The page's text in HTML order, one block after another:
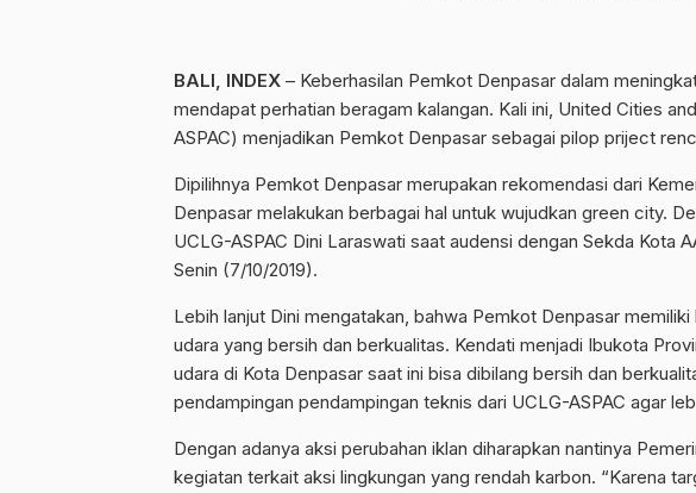
BALI, INDEX – Keberhasilan Pemkot Denpasar dalam
mendapat perhatian beragam kalangan. Kali ini, United Cities
ASPAC) menjadikan Pemkot Denpasar sebagai pilop priject
Dipilihnya Pemkot Denpasar merupakan rekomendasi dari
Denpasar melakukan berbagai hal untuk wujudkan green city.
UCLG-ASPAC Dini Laraswati saat audensi dengan Sekda Kota
Senin (7/10/2019).
Lebih lanjut Dini mengatakan, bahwa Pemkot Denpasar
udara yang bersih dan berkualitas. Kendati menjadi Ibukota
udara di Kota Denpasar saat ini bisa dibilang bersih dan
pendampingan pendampingan teknis dari UCLG-ASPAC agar
Dengan adanya aksi perubahan iklan diharapkan nantinya
kegiatan terkait aksi lingkungan yang rendah karbon. “Karena